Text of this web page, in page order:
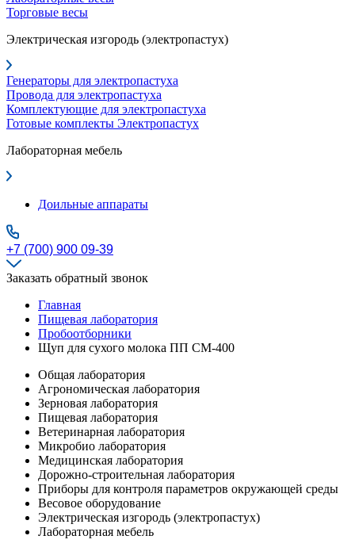
Торговые весы
Электрическая изгородь (электропастух)
Генераторы для электропастуха
Провода для электропастуха
Комплектующие для электропастуха
Готовые комплекты Электропастух
Лабораторная мебель
Доильные аппараты
+7 (700) 900 09-39
Заказать обратный звонок
Главная
Пищевая лаборатория
Пробоотборники
Щуп для сухого молока ПП СМ-400
Общая лаборатория
Агрономическая лаборатория
Зерновая лаборатория
Пищевая лаборатория
Ветеринарная лаборатория
Микробио лаборатория
Медицинская лаборатория
Дорожно-строительная лаборатория
Приборы для контроля параметров окружающей среды
Весовое оборудование
Электрическая изгородь (электропастух)
Лабораторная мебель